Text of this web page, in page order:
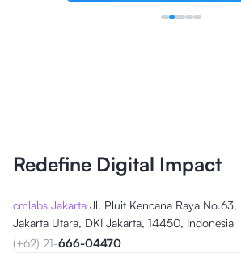
Redefine Digital Impact
cmlabs Jakarta Jl. Pluit Kencana Raya
Jakarta Utara, DKI Jakarta, 14450, Indonesia
(+62) 21-666-04470